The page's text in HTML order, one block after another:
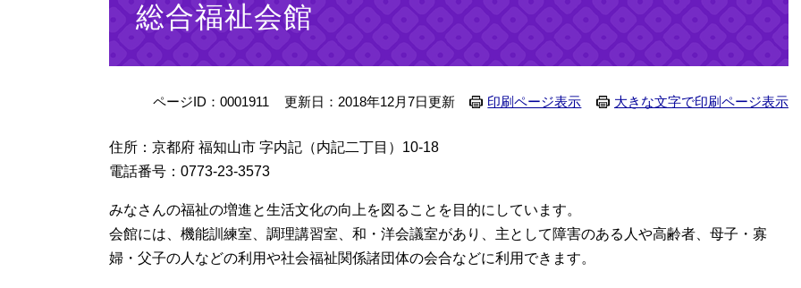
総合福祉会館
ページID：0001911 更新日：2018年12月7日更新 印刷ページ表示 大きな文字で印刷ページ表示
住所：京都府 福知山市 字内記（内記二丁目）10-18
電話番号：0773-23-3573
みなさんの福祉の増進と生活文化の向上を図ることを目的にしています。
会館には、機能訓練室、調理講習室、和・洋会議室があり、主として障害のある人や高齢者、母子・寡
婦・父子の人などの利用や社会福祉関係諸団体の会合などに利用できます。